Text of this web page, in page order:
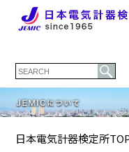
日本電気計器検定所